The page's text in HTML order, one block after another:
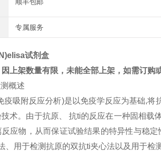
专属服务
试剂盒
上架数量有限，未能全部上架，如需订购
概述
疫吸附反应分析)是以免疫学反应为基础,
术。由于抗原、 抗ti的反应在一种固相
反应物，从而保证试验结果的特异性与稳
、用于检测抗原的双抗ti夹心法以及用于